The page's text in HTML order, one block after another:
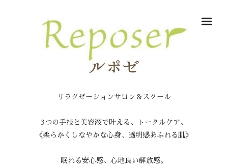
リラクゼーションサロン＆スクール
3つの手技と美容液で叶える、トータルケア。
《柔らかくしなやかな心身、透明感あふれる肌》
眠れる安心感、心地良い解放感。